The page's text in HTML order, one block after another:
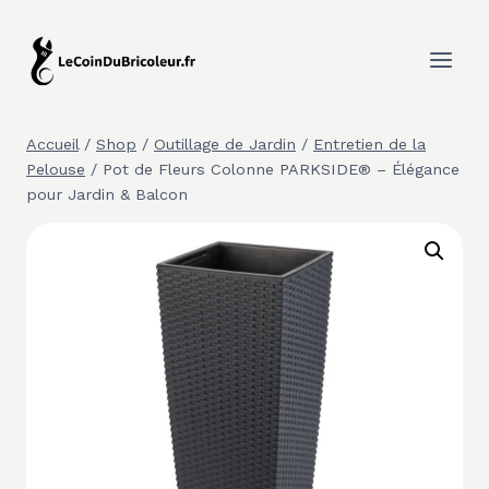
contenu
Accueil / Shop / Outillage de Jardin / Entretien de la
Pelouse / Pot de Fleurs Colonne PARKSIDE® – Élégance
pour Jardin & Balcon